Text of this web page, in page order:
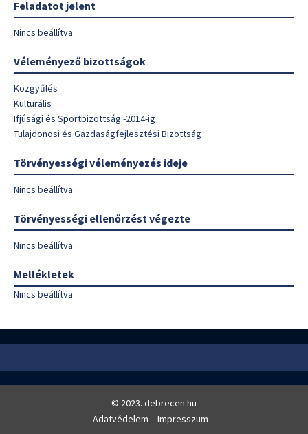
Feladatot jelent
Nincs beállítva
Véleményező bizottságok
Közgyűlés
Kulturális
Ifjúsági és Sportbizottság -2014-ig
Tulajdonosi és Gazdaságfejlesztési Bizottság
Törvényességi véleményezés ideje
Nincs beállítva
Törvényességi ellenőrzést végezte
Nincs beállítva
Mellékletek
Nincs beállítva
© 2023. debrecen.hu
Adatvédelem
Impresszum